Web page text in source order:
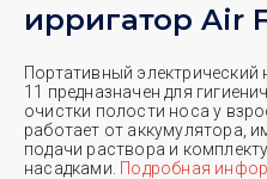
ирригатор Air
Портативный
11 предназначен для
очистки полости носа у
работает от аккумулятора,
подачи раствора и
насадками. Подробная